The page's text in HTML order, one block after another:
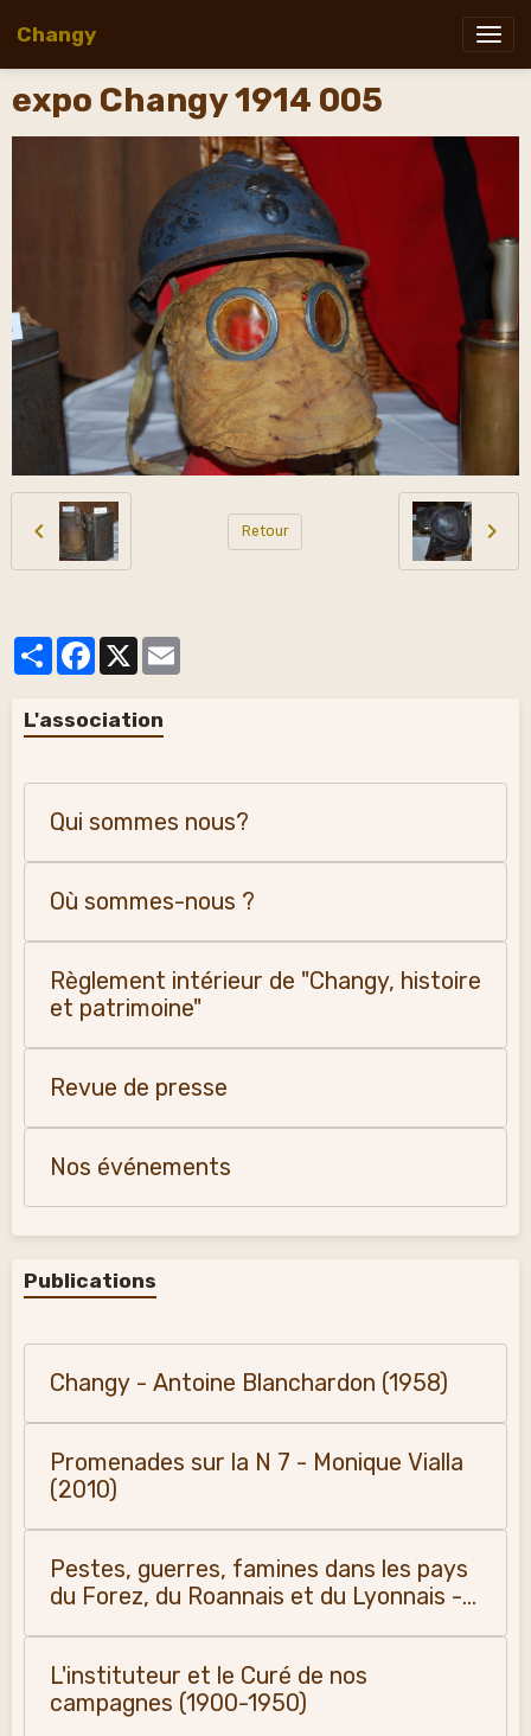
Changy
expo Changy 1914 005
Retour
PartagerFacebook
L'association
Qui sommes nous?
Où sommes-nous ?
Règlement intérieur de "Changy, histoire
et patrimoine"
Revue de presse
Nos événements
Publications
Changy - Antoine Blanchardon (1958)
Promenades sur la N 7 - Monique Vialla
(2010)
Pestes, guerres, famines dans les pays
du Forez, du Roannais et du Lyonnais -
L'instituteur et le Curé de nos
campagnes (1900-1950)